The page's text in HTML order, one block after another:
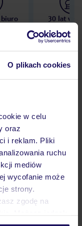
O plikach cookies
w celu
oraz
i reklam. Pliki
ruchu
mediów
wycofanie może
strony.
zgodę na
biuro
30 lat w